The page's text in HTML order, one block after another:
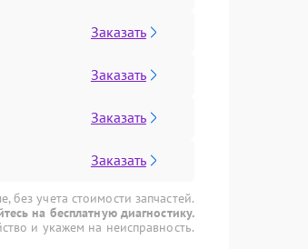
Заказать
Заказать
Заказать
Заказать
учета стоимости запчастей.
на бесплатную диагностику.
и укажем на неисправность.